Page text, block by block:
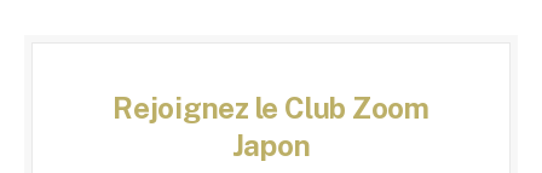
Rejoignez le Club Zoom
Japon